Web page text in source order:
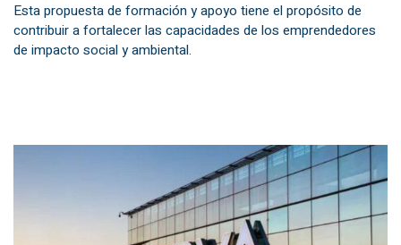
Esta propuesta de formación y apoyo tiene el propósito de
contribuir a fortalecer las capacidades de los emprendedores
de impacto social y ambiental.